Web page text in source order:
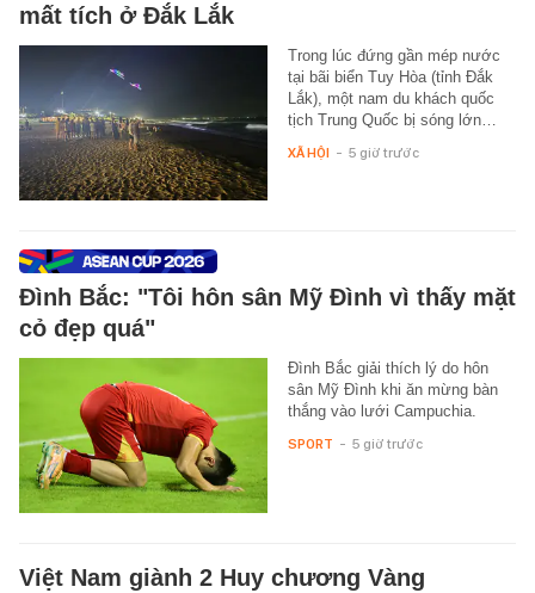
mất tích ở Đắk Lắk
Trong lúc đứng gần mép nước
tại bãi biển Tuy Hòa (tỉnh Đắk
Lắk), một nam du khách quốc
tịch Trung Quốc bị sóng lớn…
XÃ HỘI - 5 giờ trước
Đình Bắc: "Tôi hôn sân Mỹ Đình vì thấy mặt
cỏ đẹp quá"
Đình Bắc giải thích lý do hôn
sân Mỹ Đình khi ăn mừng bàn
thắng vào lưới Campuchia.
SPORT - 5 giờ trước
Việt Nam giành 2 Huy chương Vàng